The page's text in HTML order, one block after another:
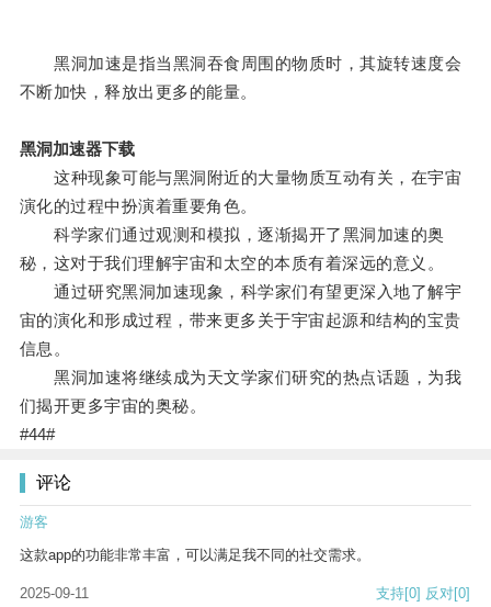
黑洞加速是指当黑洞吞食周围的物质时，其旋转速度会
不断加快，释放出更多的能量。
黑洞加速器下载
这种现象可能与黑洞附近的大量物质互动有关，在宇宙
演化的过程中扮演着重要角色。
科学家们通过观测和模拟，逐渐揭开了黑洞加速的奥
秘，这对于我们理解宇宙和太空的本质有着深远的意义。
通过研究黑洞加速现象，科学家们有望更深入地了解宇
宙的演化和形成过程，带来更多关于宇宙起源和结构的宝贵
信息。
黑洞加速将继续成为天文学家们研究的热点话题，为我
们揭开更多宇宙的奥秘。
#44#
评论
游客
这款app的功能非常丰富，可以满足我不同的社交需求。
2025-09-11 支持[0] 反对[0]